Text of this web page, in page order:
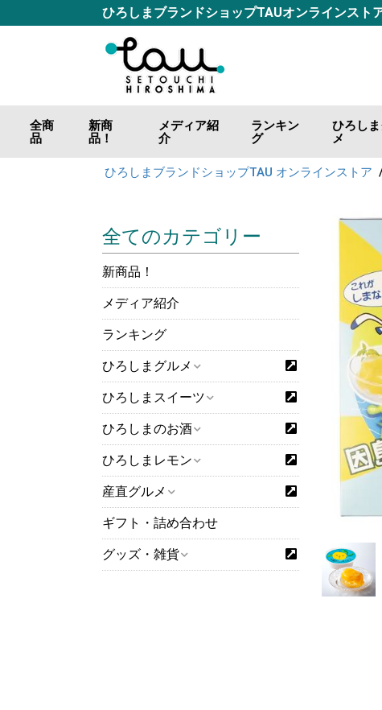
ひろしまブランドショップTAUオンラインスト
全商
品
新商
品！
メディア紹
介
ランキン
グ
ひろし
メ
ごはん
おつま
調味料
海の幸
山の幸
肉の幸
カレー・
お好み
ジャム・
飲料
ひろしまブランドショップTAU オンラインストア
全てのカテゴリー
新商品！
メディア紹介
ランキング
ひろしまグルメ
ひろしまスイーツ
ひろしまのお酒
ひろしまレモン
産直グルメ
ギフト・詰め合わせ
グッズ・雑貨